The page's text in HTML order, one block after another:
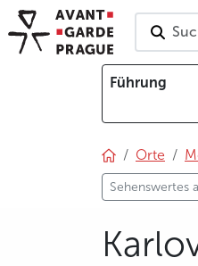
Führung
Orte
Sehenswertes